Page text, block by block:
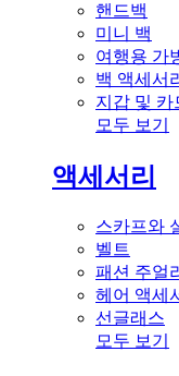
핸드백
미니 백
여행용 가
백 액세서
지갑 및 카
모두 보기
액세서리
스카프와
벨트
패션 주얼
헤어 액세
선글래스
모두 보기